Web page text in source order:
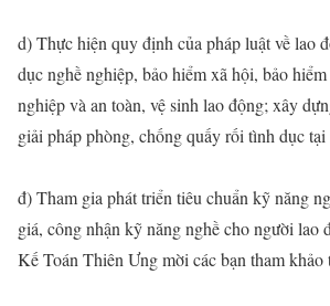
d) Thực hiện quy định của pháp luật về lao
dục nghề nghiệp, bảo hiểm xã hội, bảo
nghiệp và an toàn, vệ sinh lao động; xây
giải pháp phòng, chống quấy rối tình dục
đ) Tham gia phát triển tiêu chuẩn kỹ năng
giá, công nhận kỹ năng nghề cho người lao
Kế Toán Thiên Ưng mời các bạn tham khảo